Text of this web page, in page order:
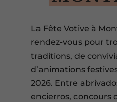
La Fête Votive à
rendez-vous pour
traditions, de
d’animations
2026. Entre
encierros, concours